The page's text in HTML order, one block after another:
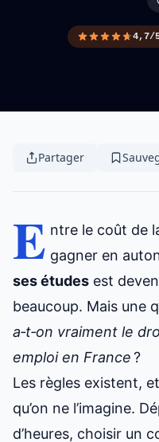
4,7/
Partager
E ntre le coût de
gagner en
ses études est
beaucoup. Mais une
a‑t‑on vraiment le
emploi en France?
Les règles existent,
qu’on ne l’imagine.
d’heures, choisir un